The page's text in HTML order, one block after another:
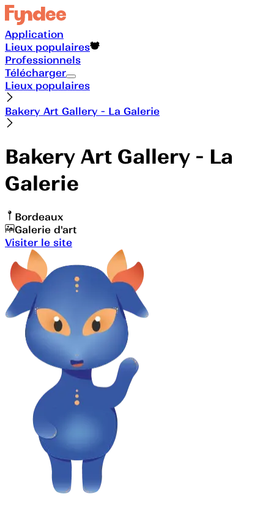
Application
Lieux populaires
Professionnels
Télécharger
Lieux populaires
Bakery Art Gallery - La Galerie
Bakery Art Gallery - La
Galerie
Bordeaux
Galerie d'art
Visiter le site